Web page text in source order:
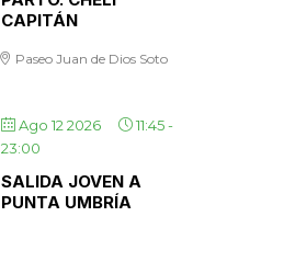
CAPITÁN
Paseo Juan de Dios Soto
Ago 12 2026 11:45-
23:00
SALIDA JOVEN A
PUNTA UMBRÍA